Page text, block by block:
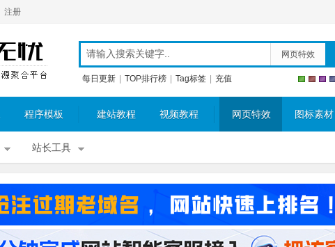
注册
网页特效
每日更新 TOP排行榜 Tag标签 充值
程序模板 建站教程 视频教程 网页特效 图标素材
站长工具